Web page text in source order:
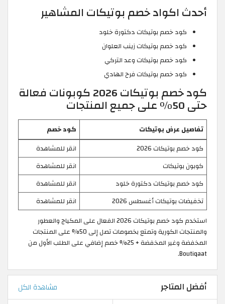
أحدث اكواد خصم بوتيكات المشاهير
كود خصم بوتيكات دكتورة خلود
كود خصم بوتيكات زينب العلوان
كود خصم بوتيكات وعد التركي
كود خصم بوتيكات فرح الهادي
كود خصم بوتيكات 2026 كوبونات فعالة
حتى 50% على جميع المنتجات
تفاصيل عرض بوتيكات
كود خصم
كود خصم بوتيكات 2026
انقر للمشاهدة
كوبون بوتيكات
انقر للمشاهدة
كود خصم بوتيكات دكتورة خلود
انقر للمشاهدة
تخفيضات بوتيكات أغسطس 2026
انقر للمشاهدة
استخدم كود خصم بوتيكات 2026 الفعال على المكياج والعطور
والمنتجات الكورية وتمتع بخصومات تصل إلى 50% على المنتجات
المخفضة وغير المخفضة + 25% خصم إضافي على الطلب الأول من
Boutiqaat.
أفضل المتاجر مشاهدة الكل